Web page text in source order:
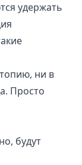
удержать
ни в
Просто
будут